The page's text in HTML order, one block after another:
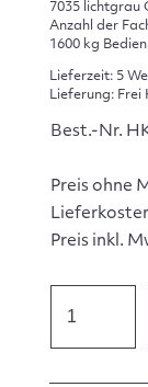
7035 lichtgrau
Anzahl der
1600 kg
Lieferzeit: 5
Lieferung: Frei
Best.-Nr.
Preis ohne
Preis inkl.